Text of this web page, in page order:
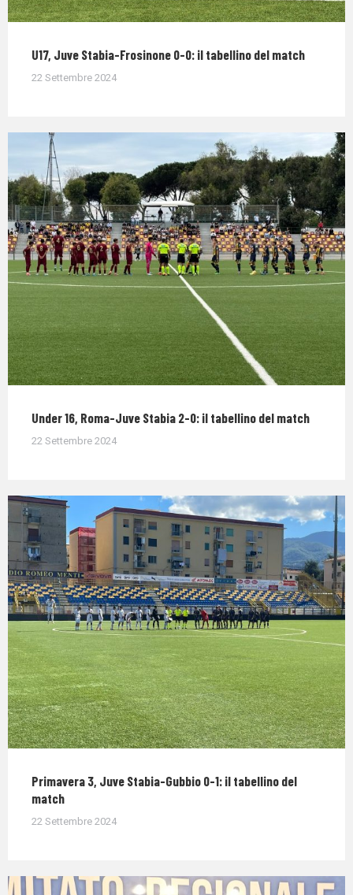
U17, Juve Stabia-Frosinone 0-0: il tabellino del match
22 Settembre 2024
Under 16, Roma-Juve Stabia 2-0: il tabellino del match
22 Settembre 2024
Primavera 3, Juve Stabia-Gubbio 0-1: il tabellino del
match
22 Settembre 2024